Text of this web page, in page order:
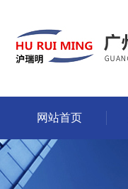
网站首页